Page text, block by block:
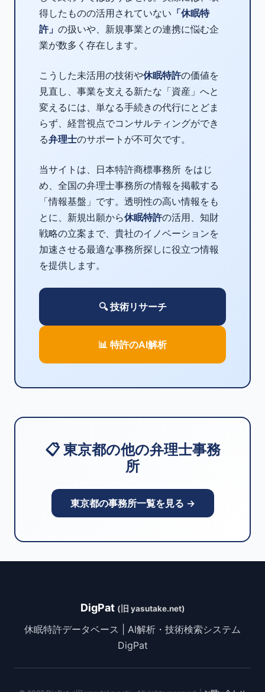
得したものの活用されていない 「休眠特
許」 の扱いや、新規事業との連携に悩む企
業が数多く存在します。
こうした未活用の技術や休眠特許の価値を
見直し、事業を支える新たな「資産」へと
変えるには、単なる手続きの代行にとどま
らず、経営視点でコンサルティングができ
る弁理士のサポートが不可欠です。
当サイトは、日本特許商標事務所 をはじ
め、全国の弁理士事務所の情報を掲載する
「情報基盤」です。透明性の高い情報をも
とに、新規出願から休眠特許の活用、知財
戦略の立案まで、貴社のイノベーションを
加速させる最適な事務所探しに役立つ情報
を提供します。
🔍 技術リサーチ
📊 特許のAI解析
📋 東京都の他の弁理士事務
所
東京都の事務所一覧を見る →
DigPat (旧 yasutake.net)
休眠特許データベース | AI解析・技術検索システム
DigPat